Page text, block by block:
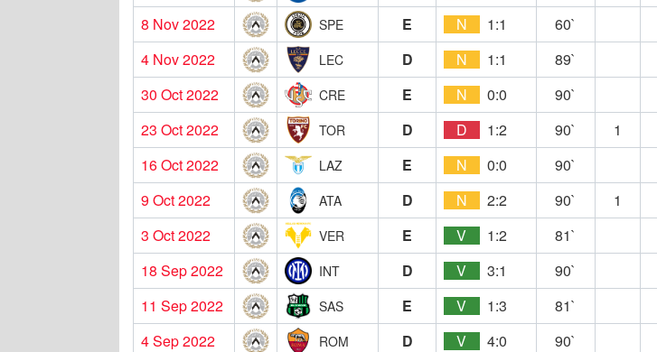
8 Nov 2022
SPE E N 1:1
60`
4 Nov 2022
LEC D N 1:1
89`
30 Oct 2022
CRE E N 0:0
90`
23 Oct 2022
TOR D D 1:2 90`
1
16 Oct 2022
LAZ E N 0:0
90`
9 Oct 2022
ATA D N 2:2 90`
1
3 Oct 2022
VER E V 1:2 81`
18 Sep 2022
INT D V 3:1 90`
11 Sep 2022
SAS E V 1:3
81`
4 Sep 2022
ROM D V 4:0 90`